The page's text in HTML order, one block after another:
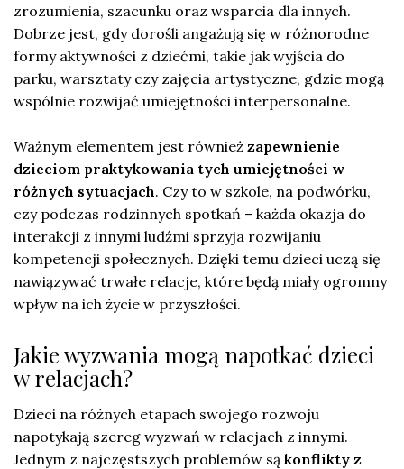
zrozumienia, szacunku oraz wsparcia dla innych.
Dobrze jest, gdy dorośli angażują się w różnorodne
formy aktywności z dziećmi, takie jak wyjścia do
parku, warsztaty czy zajęcia artystyczne, gdzie mogą
wspólnie rozwijać umiejętności interpersonalne.
Ważnym elementem jest również zapewnienie
dzieciom praktykowania tych umiejętności w
różnych sytuacjach. Czy to w szkole, na podwórku,
czy podczas rodzinnych spotkań – każda okazja do
interakcji z innymi ludźmi sprzyja rozwijaniu
kompetencji społecznych. Dzięki temu dzieci uczą się
nawiązywać trwałe relacje, które będą miały ogromny
wpływ na ich życie w przyszłości.
Jakie wyzwania mogą napotkać dzieci
w relacjach?
Dzieci na różnych etapach swojego rozwoju
napotykają szereg wyzwań w relacjach z innymi.
Jednym z najczęstszych problemów są konflikty z